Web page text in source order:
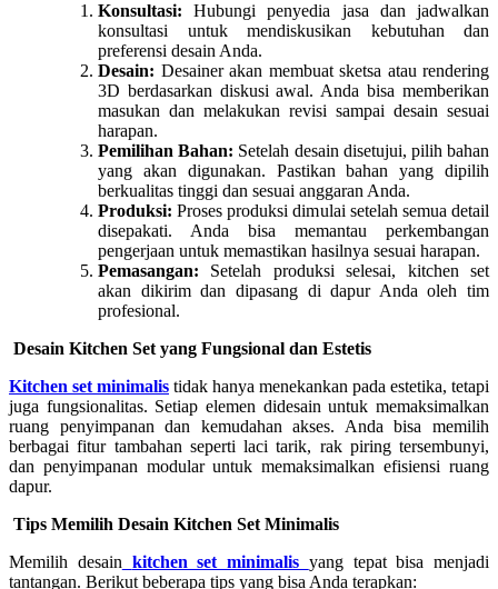
Konsultasi: Hubungi penyedia jasa dan jadwalkan
konsultasi untuk mendiskusikan kebutuhan dan
preferensi desain Anda.
Desain: Desainer akan membuat sketsa atau rendering
3D berdasarkan diskusi awal. Anda bisa memberikan
masukan dan melakukan revisi sampai desain sesuai
harapan.
Pemilihan Bahan: Setelah desain disetujui, pilih bahan
yang akan digunakan. Pastikan bahan yang dipilih
berkualitas tinggi dan sesuai anggaran Anda.
Produksi: Proses produksi dimulai setelah semua detail
disepakati. Anda bisa memantau perkembangan
pengerjaan untuk memastikan hasilnya sesuai harapan.
Pemasangan: Setelah produksi selesai, kitchen set
akan dikirim dan dipasang di dapur Anda oleh tim
profesional.
Desain Kitchen Set yang Fungsional dan Estetis
Kitchen set minimalis tidak hanya menekankan pada estetika, tetapi
juga fungsionalitas. Setiap elemen didesain untuk memaksimalkan
ruang penyimpanan dan kemudahan akses. Anda bisa memilih
berbagai fitur tambahan seperti laci tarik, rak piring tersembunyi,
dan penyimpanan modular untuk memaksimalkan efisiensi ruang
dapur.
Tips Memilih Desain Kitchen Set Minimalis
Memilih desain kitchen set minimalis yang tepat bisa menjadi
tantangan. Berikut beberapa tips yang bisa Anda terapkan: